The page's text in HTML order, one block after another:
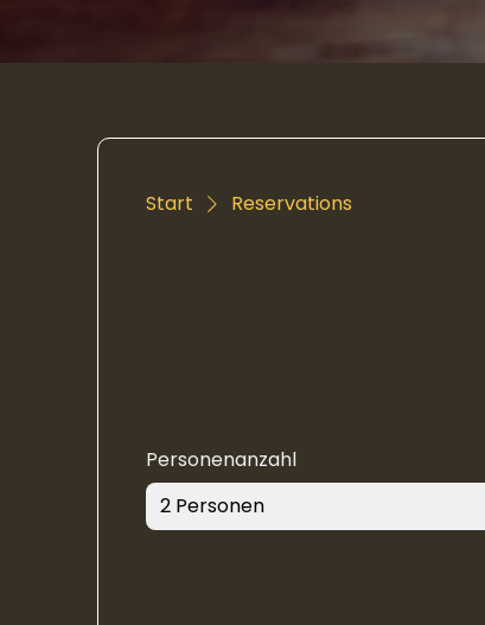
Start Reservations
Personenanzahl
2 Personen